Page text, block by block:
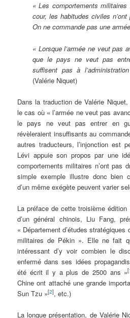
« Les comportements
cour, les habitudes civiles
On ne commande pas une
« Lorsque l’armée ne veut pas
que le pays ne veut pas
suffisent pas à
(Valérie Niquet)
Dans la traduction de Valérie
le cas où « l’armée ne veut pas
le pays ne veut pas entrer en
révèleraient insuffisants au
autres traducteurs, l’injonction est
Lévi appuie son propos par une
comportements militaires n’ont pas
simple exemple illustre donc bien
d’un même exégète peuvent varier
La préface de cette troisième
d’un général chinois, Liu Fang,
« Département d’études stratégiques
militaires de Pékin ». Elle ne fait
intéressant d’y voir combien le
enfermé dans ses idées
été écrit il y a plus de 2500 ans »[
Chine ont attaché une grande
Sun Tzu »[2], etc.)
La longue présentation, de Valérie